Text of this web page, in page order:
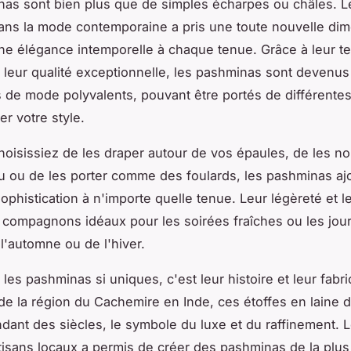
sont bien plus que de simples écharpes ou châles.
la mode contemporaine a pris une toute nouvelle
élégance intemporelle à chaque tenue. Grâce à leur
qualité exceptionnelle, les pashminas sont
de mode polyvalents, pouvant être portés de
votre style.
de les draper autour de vos épaules, de les
ou de les porter comme des foulards, les pashminas
à n'importe quelle tenue. Leur légèreté et
idéaux pour les soirées fraîches ou les
ou de l'hiver.
les pashminas si uniques, c'est leur histoire et leur
la région du Cachemire en Inde, ces étoffes en laine
des siècles, le symbole du luxe et du raffinement.
locaux a permis de créer des pashminas de la